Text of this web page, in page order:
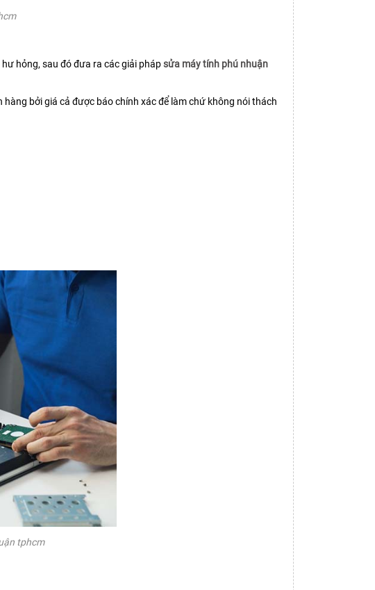
hỏng, sau đó đưa ra các giải phápsửa máy tính phú nhuận
bởi giá cả được báo chính xác để làm chứ không nói thách
tphcm